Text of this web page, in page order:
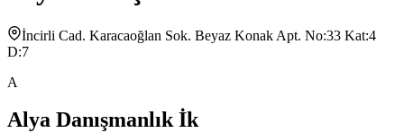
İncirli Cad. Karacaoğlan Sok. Beyaz Konak Apt. No:33 Kat:4
D:7
A
Alya Danışmanlık İk